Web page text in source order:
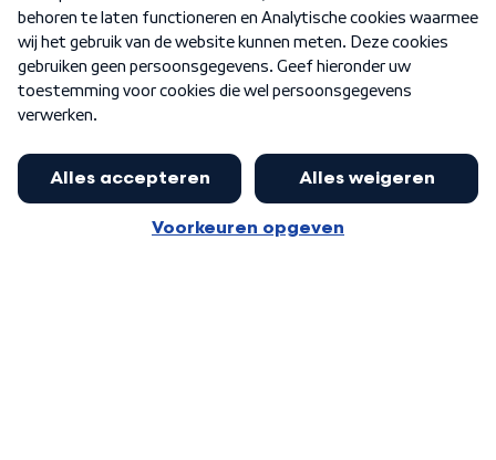
Nieuwsbrief
Word Lid